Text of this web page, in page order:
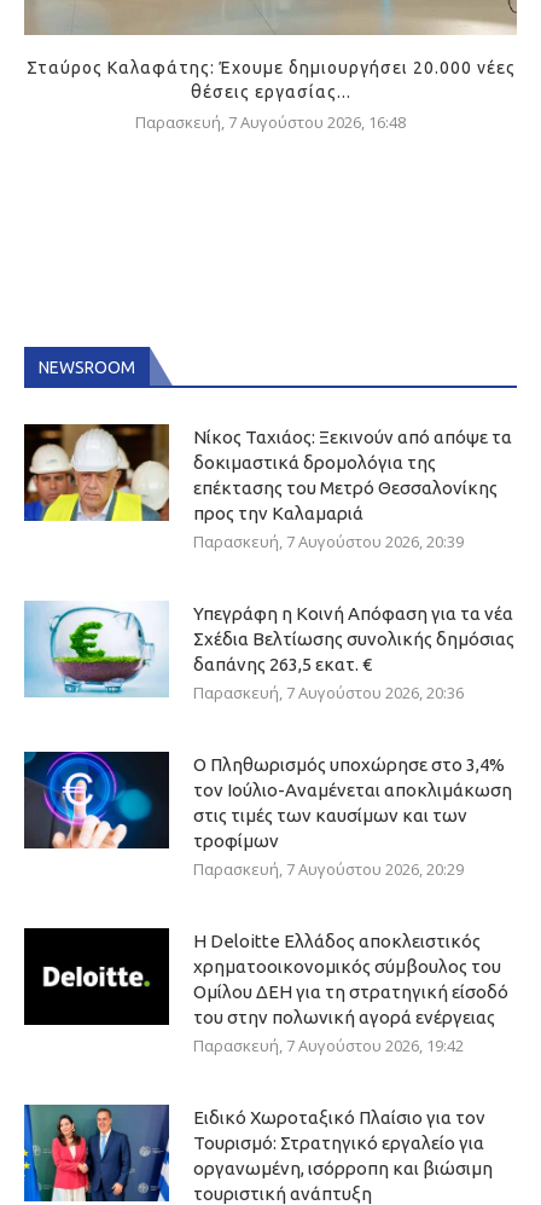
Σταύρος Καλαφάτης: Έχουμε δημιουργήσει 20.000 νέες
θέσεις εργασίας...
Παρασκευή, 7 Αυγούστου 2026, 16:48
NEWSROOM
Νίκος Ταχιάος: Ξεκινούν από απόψε τα
δοκιμαστικά δρομολόγια της
επέκτασης του Μετρό Θεσσαλονίκης
προς την Καλαμαριά
Παρασκευή, 7 Αυγούστου 2026, 20:39
Υπεγράφη η Κοινή Απόφαση για τα νέα
Σχέδια Βελτίωσης συνολικής δημόσιας
δαπάνης 263,5 εκατ. €
Παρασκευή, 7 Αυγούστου 2026, 20:36
Ο Πληθωρισμός υποχώρησε στο 3,4%
τον Ιούλιο-Αναμένεται αποκλιμάκωση
στις τιμές των καυσίμων και των
τροφίμων
Παρασκευή, 7 Αυγούστου 2026, 20:29
Η Deloitte Ελλάδος αποκλειστικός
χρηματοοικονομικός σύμβουλος του
Ομίλου ΔΕΗ για τη στρατηγική είσοδό
του στην πολωνική αγορά ενέργειας
Παρασκευή, 7 Αυγούστου 2026, 19:42
Ειδικό Χωροταξικό Πλαίσιο για τον
Τουρισμό: Στρατηγικό εργαλείο για
οργανωμένη, ισόρροπη και βιώσιμη
τουριστική ανάπτυξη